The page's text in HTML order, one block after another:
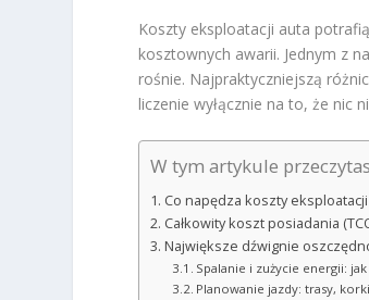
Koszty eksploatacji auta
kosztownych awarii. Jednym z
rośnie. Najpraktyczniejszą
liczenie wyłącznie na to, że nic
W tym artykule
Co napędza koszty
Całkowity koszt posiadania
Największe dźwignie
Spalanie i zużycie energii:
Planowanie jazdy: trasy,